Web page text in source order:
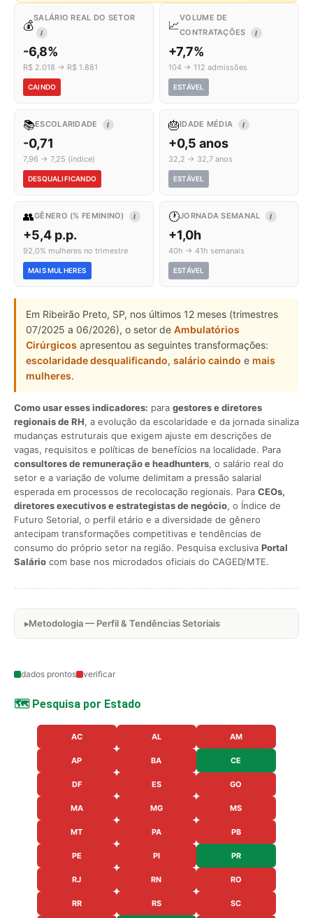
💰
SALÁRIO REAL DO SETOR
I
-6,8%
R$ 2.018 → R$ 1.881
CAINDO
📈
VOLUME DE
CONTRATAÇÕES
I
+7,7%
104 → 112 admissões
ESTÁVEL
📚ESCOLARIDADE I
-0,71
7,96 → 7,25 (índice)
DESQUALIFICANDO
🎂IDADE MÉDIA I
+0,5 anos
32,2 → 32,7 anos
ESTÁVEL
👥GÊNERO (% FEMININO) I
+5,4 p.p.
92,0% mulheres no trimestre
MAIS MULHERES
🕐JORNADA SEMANAL I
+1,0h
40h → 41h semanais
ESTÁVEL
Em Ribeirão Preto, SP, nos últimos 12 meses (trimestres
07/2025 a 06/2026), o setor de Ambulatórios
Cirúrgicos apresentou as seguintes transformações:
escolaridade desqualificando, salário caindo e mais
mulheres.
Como usar esses indicadores: para gestores e diretores
regionais de RH, a evolução da escolaridade e da jornada sinaliza
mudanças estruturais que exigem ajuste em descrições de
vagas, requisitos e políticas de benefícios na localidade. Para
consultores de remuneração e headhunters, o salário real do
setor e a variação de volume delimitam a pressão salarial
esperada em processos de recolocação regionais. Para CEOs,
diretores executivos e estrategistas de negócio, o Índice de
Futuro Setorial, o perfil etário e a diversidade de gênero
antecipam transformações competitivas e tendências de
consumo do próprio setor na região. Pesquisa exclusiva Portal
Salário com base nos microdados oficiais do CAGED/MTE.
Metodologia — Perfil & Tendências Setoriais
dados prontos verificar
🗺️ Pesquisa por Estado
AC AL AM
AP BA CE
DF ES GO
MA MG MS
MT PA PB
PE PI PR
RJ RN RO
RR RS SC